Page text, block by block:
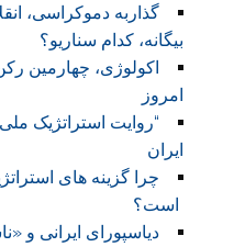
گذاربه دموکراسی،
بیگانه، کدام سناریو؟
اکولوژی، چهارمین
امروز
“روایت استراتژیک
ایران
چرا گزینه های
است؟
دیاسپورای ایرانی و